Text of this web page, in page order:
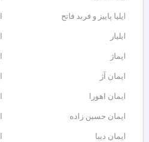
ایلیا پاییز و فربد فاتح
ایلیار
ایماژ
ایمان آژ
ایمان اهورا
ایمان حسین زاده
ایمان دیبا